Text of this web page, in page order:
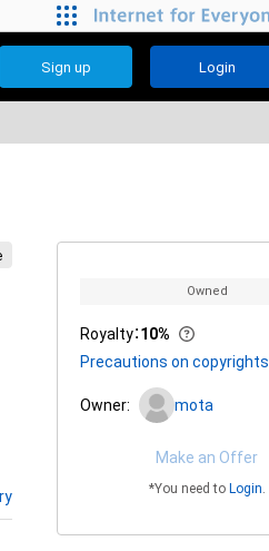
Sign up Login
Owned
Royalty：10%
Precautions on copyrights
Owner: mota
Make an Offer
*You need to Login.